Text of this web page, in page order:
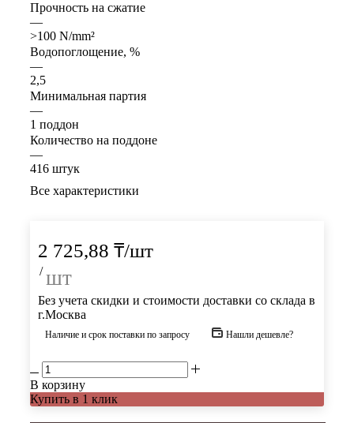
Прочность на сжатие
—
>100 N/mm²
Водопоглощение, %
—
2,5
Минимальная партия
—
1 поддон
Количество на поддоне
—
416 штук
Все характеристики
2 725,88 ₸/шт
/ шт
Без учета скидки и стоимости доставки со склада в
г.Москва
Наличие и срок поставки по запросу Нашли дешевле?
В корзину
Купить в 1 клик